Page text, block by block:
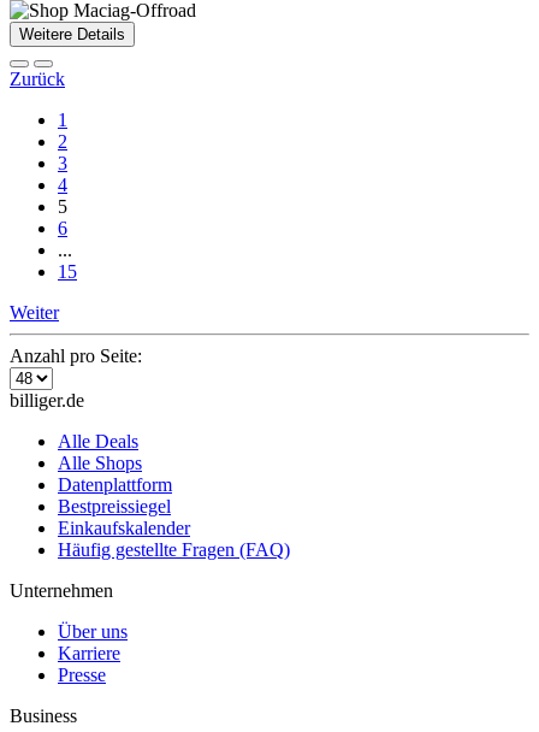
Weitere Details
Zurück
1
2
3
4
5
6
...
15
Weiter
Anzahl pro Seite:
billiger.de
Alle Deals
Alle Shops
Datenplattform
Bestpreissiegel
Einkaufskalender
Häufig gestellte Fragen (FAQ)
Unternehmen
Über uns
Karriere
Presse
Business